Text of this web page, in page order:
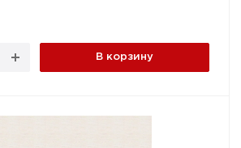
В корзину